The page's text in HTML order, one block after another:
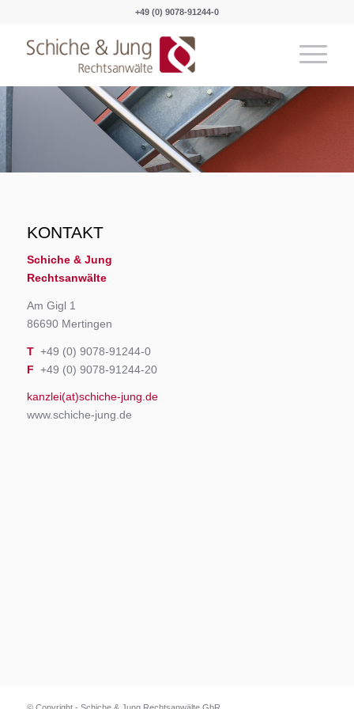
+49 (0) 9078-91244-0
KONTAKT
Schiche & Jung
Rechtsanwälte
Am Gigl 1
86690 Mertingen
T+49 (0) 9078-91244-0
F +49 (0) 9078-91244-20
kanzlei(at)schiche-jung.de
www.schiche-jung.de